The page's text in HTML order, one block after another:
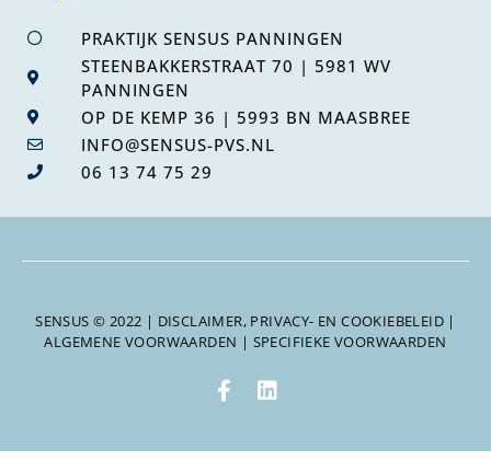
PRAKTIJK SENSUS PANNINGEN
STEENBAKKERSTRAAT 70 | 5981 WV
PANNINGEN
OP DE KEMP 36 | 5993 BN MAASBREE
INFO@SENSUS-PVS.NL
06 13 74 75 29
SENSUS © 2022 | DISCLAIMER, PRIVACY- EN COOKIEBELEID |
ALGEMENE VOORWAARDEN | SPECIFIEKE VOORWAARDEN